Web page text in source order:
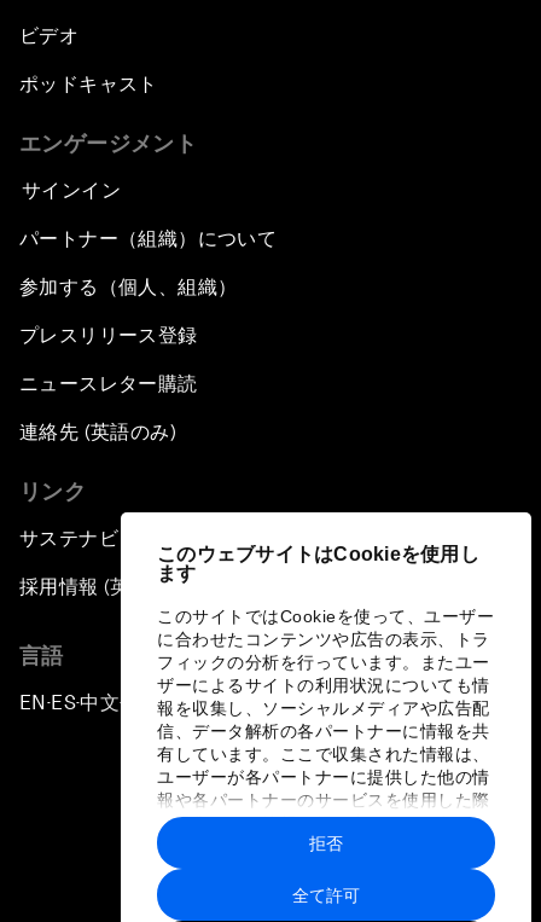
このウェブサイトはCookieを使用し
ます
このサイトではCookieを使って、ユーザー
に合わせたコンテンツや広告の表示、トラ
フィックの分析を行っています。またユー
ザーによるサイトの利用状況についても情
報を収集し、ソーシャルメディアや広告配
信、データ解析の各パートナーに情報を共
有しています。ここで収集された情報は、
ユーザーが各パートナーに提供した他の情
報や各パートナーのサービスを使用した際
に収集された情報と組み合わされ、各パー
トナーによって使用されることがありま
す。
全て許可
拒否
ビデオ
ポッドキャスト
エンゲージメント
サインイン
パートナー（組織）について
参加する（個人、組織）
プレスリリース登録
ニュースレター購読
連絡先 (英語のみ)
リンク
サステナビリティへの取り組み
採用情報 (英語のみ)
言語
EN ▪ES▪中文▪ 日本語
プライバシーポリシーと利用規約
サイトマップ